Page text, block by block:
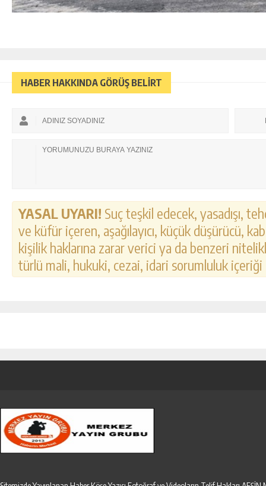
HABER HAKKINDA GÖRÜŞ BELİRT
YASAL UYARI! Suç teşkil edecek, yasadışı,
ve küfür içeren, aşağılayıcı, küçük düşürücü,
kişilik haklarına zarar verici ya da benzeri
türlü mali, hukuki, cezai, idari sorumluluk